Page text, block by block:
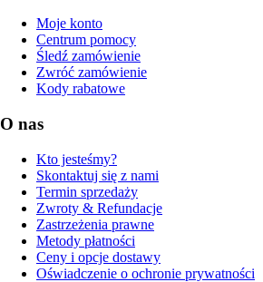
Moje konto
Centrum pomocy
Śledź zamówienie
Zwróć zamówienie
Kody rabatowe
O nas
Kto jesteśmy?
Skontaktuj się z nami
Termin sprzedaży
Zwroty & Refundacje
Zastrzeżenia prawne
Metody płatności
Ceny i opcje dostawy
Oświadczenie o ochronie prywatności